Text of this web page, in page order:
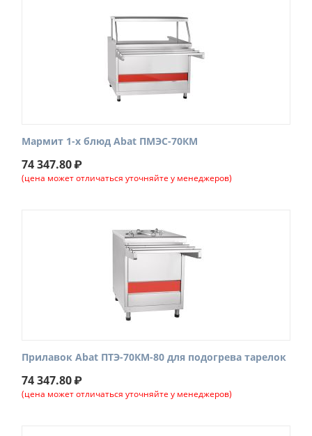
Мармит 1-х блюд Abat ПМЭС-70КМ
74 347.80₽
(цена может отличаться уточняйте у менеджеров)
Прилавок Abat ПТЭ-70КМ-80 для подогрева тарелок
74 347.80₽
(цена может отличаться уточняйте у менеджеров)